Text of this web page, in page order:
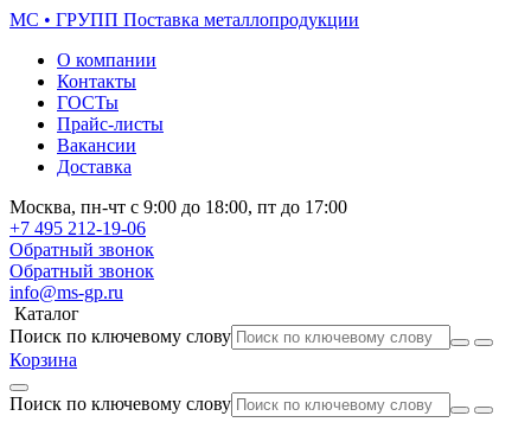
МС • ГРУПП Поставка металлопродукции
О компании
Контакты
ГОСТы
Прайс-листы
Вакансии
Доставка
Москва, пн-чт с 9:00 до 18:00, пт до 17:00
+7 495 212-19-06
Обратный звонок
Обратный звонок
info@ms-gp.ru
Каталог
Поиск по ключевому слову
Корзина
Поиск по ключевому слову